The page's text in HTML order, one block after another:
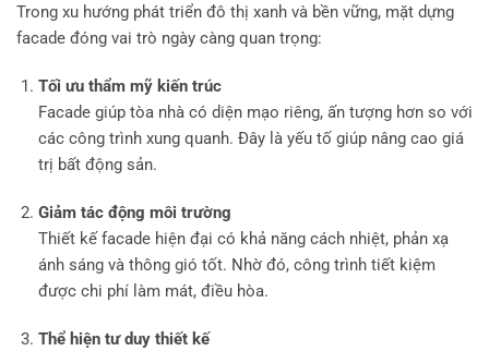
Trong xu hướng phát triển đô thị xanh và bền vững, mặt dựng
facade đóng vai trò ngày càng quan trọng:
Tối ưu thẩm mỹ kiến trúc
Facade giúp tòa nhà có diện mạo riêng, ấn tượng hơn so với
các công trình xung quanh. Đây là yếu tố giúp nâng cao giá
trị bất động sản.
Giảm tác động môi trường
Thiết kế facade hiện đại có khả năng cách nhiệt, phản xạ
ánh sáng và thông gió tốt. Nhờ đó, công trình tiết kiệm
được chi phí làm mát, điều hòa.
Thể hiện tư duy thiết kế